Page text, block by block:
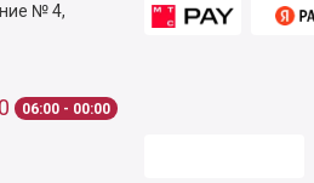
№ 4,
06:00 - 00:00